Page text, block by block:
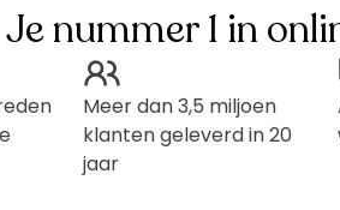
Je nummer 1 in
Meer dan 3,5 miljoen
klanten geleverd in 20
jaar